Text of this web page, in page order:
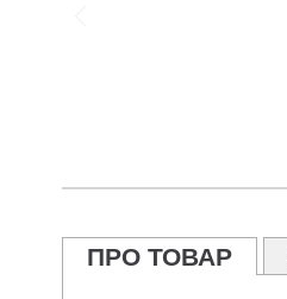
ПРО ТОВАР